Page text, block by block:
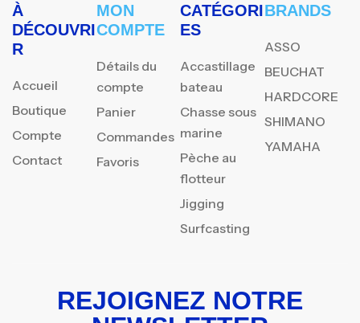
À
DÉCOUVRI
R
Accueil
Boutique
Compte
Contact
MON
COMPTE
Détails du
compte
Panier
Commandes
Favoris
CATÉGORI
ES
Accastillage
bateau
Chasse sous
marine
Pèche au
flotteur
Jigging
Surfcasting
BRANDS
ASSO
BEUCHAT
HARDCORE
SHIMANO
YAMAHA
REJOIGNEZ NOTRE